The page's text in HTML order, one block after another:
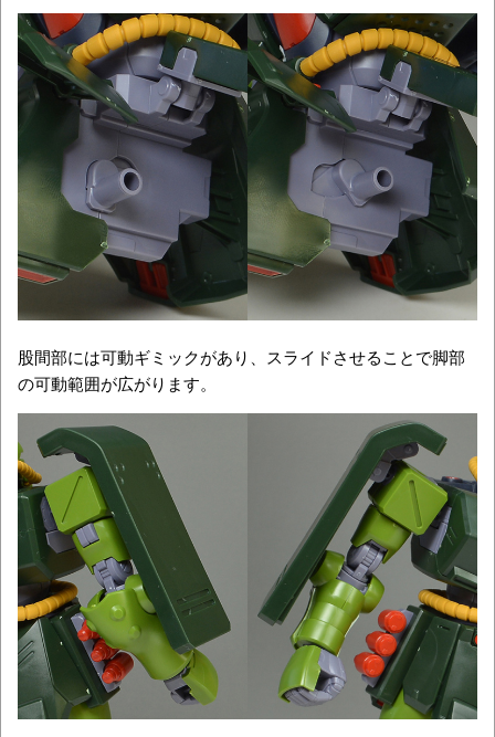
股間部には可動ギミックがあり、スライドさせることで脚部
の可動範囲が広がります。